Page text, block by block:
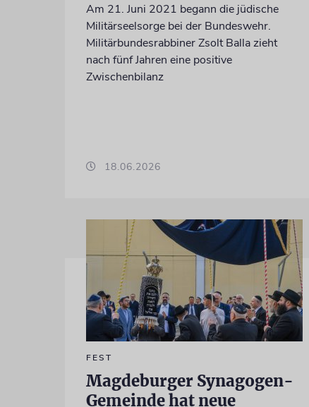
Am 21. Juni 2021 begann die jüdische
Militärseelsorge bei der Bundeswehr.
Militärbundesrabbiner Zsolt Balla zieht
nach fünf Jahren eine positive
Zwischenbilanz
18.06.2026
FEST
Magdeburger Synagogen-
Gemeinde hat neue